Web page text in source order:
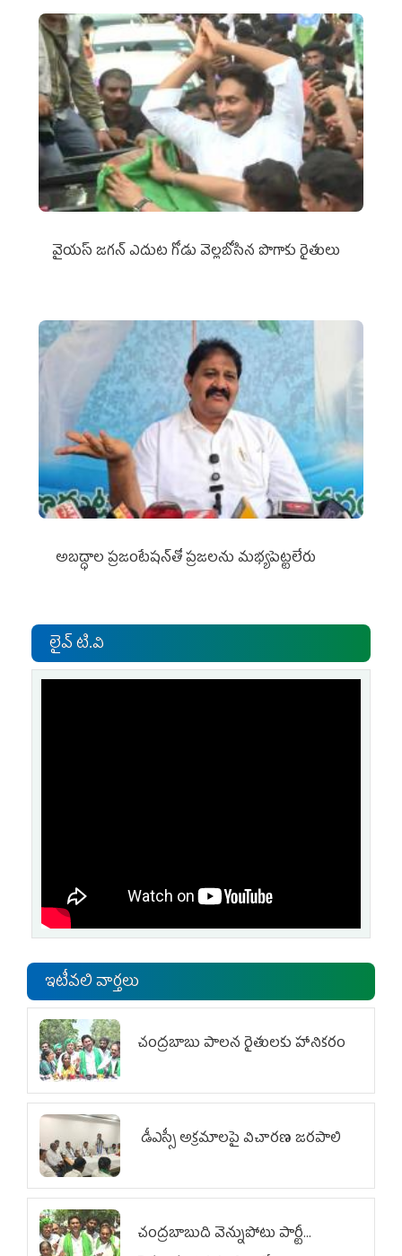
వైయ‌స్‌ జగన్ ఎదుట గోడు వెల్లబోసిన పొగాకు రైతులు
అబద్ధాల ప్రజంటేషన్‌తో ప్రజలను మభ్యపెట్టలేరు
లైవ్ టి.వి
ఇటీవలి వార్తలు
చంద్రబాబు పాలన రైతులకు హానికరం
డీఎస్సీ అక్రమాలపై విచారణ జరపాలి
చంద్రబాబుది వెన్నుపోటు పార్టీ...